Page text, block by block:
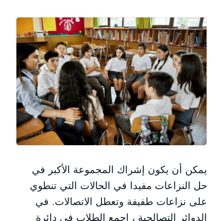
يمكن أن يكون إشراك المجموعة الأكبر في
حل النزاعات مفيدا في الحالات التي تنطوي
على نزاعات طفيفة وتعطل الاتصالات. في
الدوائر التصالحية ، اجمع الطلاب في دائرة